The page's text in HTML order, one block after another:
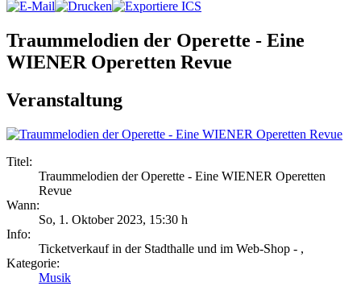
Traummelodien der Operette - Eine
WIENER Operetten Revue
Veranstaltung
Titel:
Traummelodien der Operette - Eine WIENER Operetten
Revue
Wann:
So, 1. Oktober 2023, 15:30 h
Info:
Ticketverkauf in der Stadthalle und im Web-Shop - ,
Kategorie:
Musik